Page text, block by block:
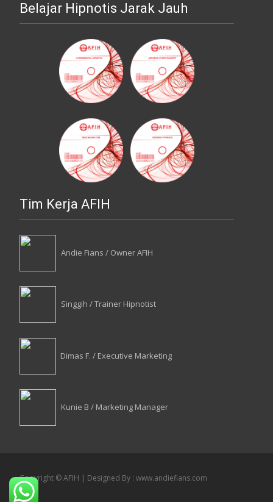
Belajar Hipnotis Jarak Jauh
Tim Kerja AFIH
Andie Fians / Owner AFIH
Singgih / Trainer Hipnotist
Dimas F. / Executive Marketing
Kunie B / Marketing Manager
Copyright © AFIH | Designed By : www.andiefians.com